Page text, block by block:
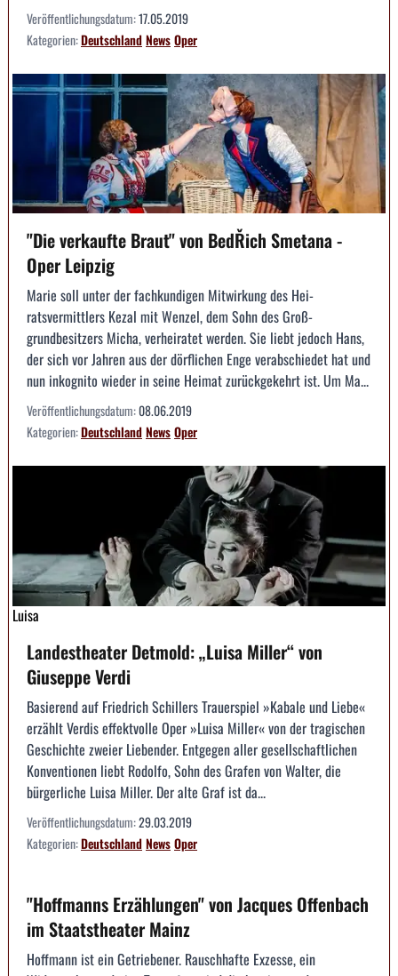
Veröffentlichungsdatum:17.05.2019
Kategorien:DeutschlandNewsOper
"Die verkaufte Braut" von BedŘich Smetana -
Oper Leipzig
Marie soll unter der fachkundigen Mitwirkung des Hei­
ratsvermittlers Kezal mit Wenzel, dem Sohn des Groß­
grundbesitzers Micha, verheiratet werden. Sie liebt ­jedoch Hans,
der sich vor Jahren aus der dörfli­chen Enge verabschiedet hat und
nun inkognito ­wieder in seine Heimat zurückgekehrt ist. Um Ma...
Veröffentlichungsdatum:08.06.2019
Kategorien:DeutschlandNewsOper
Luisa
Landestheater Detmold: „Luisa Miller“ von
Giuseppe Verdi
Basierend auf Friedrich Schillers Trauerspiel »Kabale und Liebe«
erzählt Verdis effektvolle Oper »Luisa Miller« von der tragischen
Geschichte zweier Liebender. Entgegen aller gesellschaftlichen
Konventionen liebt Rodolfo, Sohn des Grafen von Walter, die
bürgerliche Luisa Miller. Der alte Graf ist da...
Veröffentlichungsdatum:29.03.2019
Kategorien:DeutschlandNewsOper
"Hoffmanns Erzählungen" von Jacques Offenbach
im Staatstheater Mainz
Hoffmann ist ein Getriebener. Rauschhafte Exzesse, ein